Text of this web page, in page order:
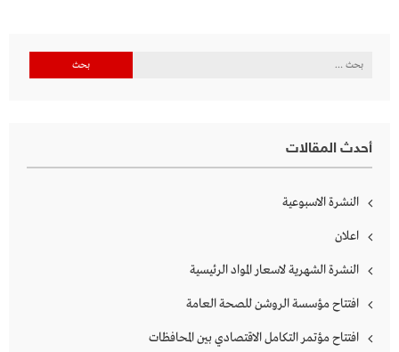
البحث
أحدث المقالات
النشرة الاسبوعية
اعلان
النشرة الشهرية لاسعار المواد الرئيسية
افتتاح مؤسسة الروشن للصحة العامة
افتتاح مؤتمر التكامل الاقتصادي بين المحافظات